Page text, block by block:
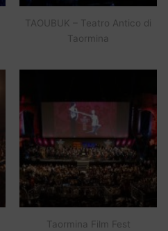
TAOUBUK – Teatro Antico di
Taormina
Taormina Film Fest